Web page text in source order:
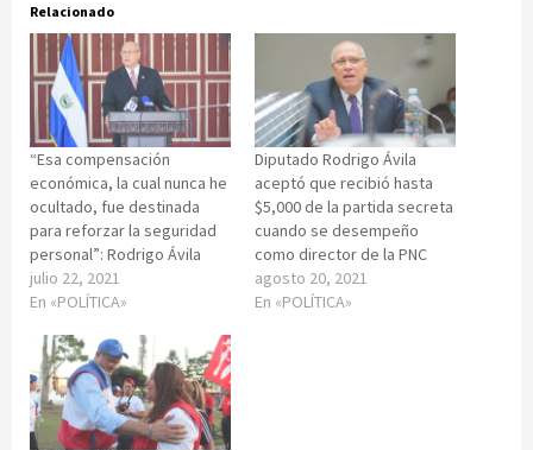
Relacionado
“Esa compensación
económica, la cual nunca he
ocultado, fue destinada
para reforzar la seguridad
personal”: Rodrigo Ávila
julio 22, 2021
En «POLÍTICA»
Diputado Rodrigo Ávila
aceptó que recibió hasta
$5,000 de la partida secreta
cuando se desempeño
como director de la PNC
agosto 20, 2021
En «POLÍTICA»